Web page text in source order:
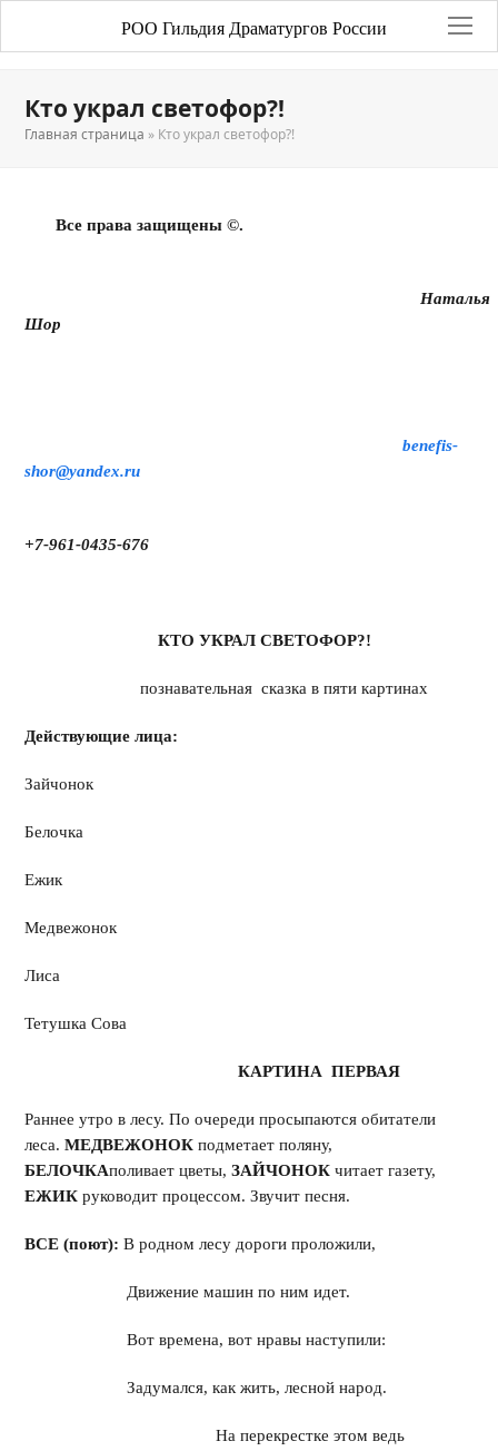
РОО Гильдия Драматургов России
Кто украл светофор?!
Главная страница » Кто украл светофор?!
Все права защищены ©.
Наталья
Шор
benefis-
shor@yandex.ru
+7-961-0435-676
КТО УКРАЛ СВЕТОФОР?!
познавательная сказка в пяти картинах
Действующие лица:
Зайчонок
Белочка
Ежик
Медвежонок
Лиса
Тетушка Сова
КАРТИНА ПЕРВАЯ
Раннее утро в лесу. По очереди просыпаются обитатели
леса. МЕДВЕЖОНОК подметает поляну,
БЕЛОЧКАполивает цветы,ЗАЙЧОНОКчитает газету,
ЕЖИКруководит процессом. Звучит песня.
ВСЕ (поют): В родном лесу дороги проложили,
Движение машин по ним идет.
Вот времена, вот нравы наступили:
Задумался, как жить, лесной народ.
На перекрестке этом ведь